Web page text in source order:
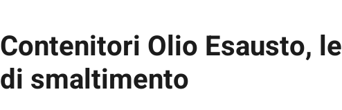
Contenitori Olio Esausto,
di smaltimento